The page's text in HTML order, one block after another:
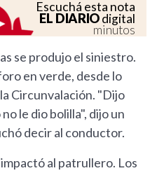
Escuchá esta nota
EL DIARIOdigital
minutos
se produjo el siniestro.
en verde, desde lo
Circunvalación. "Dijo
le dio bolilla", dijo un
decir al conductor.
al patrullero. Los